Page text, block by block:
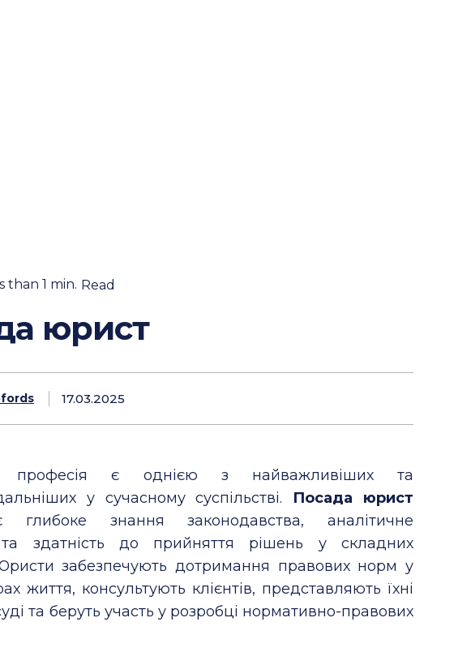
than 1 min. Read
юрист
17.03.2025
професія є однією з найважливіших та
у сучасному суспільстві. Посада юрист
глибоке знання законодавства, аналітичне
здатність до прийняття рішень у складних
забезпечують дотримання правових норм у
життя, консультують клієнтів, представляють їхні
та беруть участь у розробці нормативно-правових